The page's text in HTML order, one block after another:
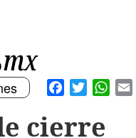
FacebookTwitter
cierre